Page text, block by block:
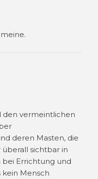
den vermeintlichen
deren Masten, die
sichtbar in
bei Errichtung und
kein Mensch